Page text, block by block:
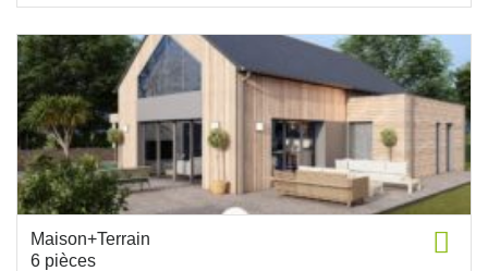
Maison+Terrain
6 pièces